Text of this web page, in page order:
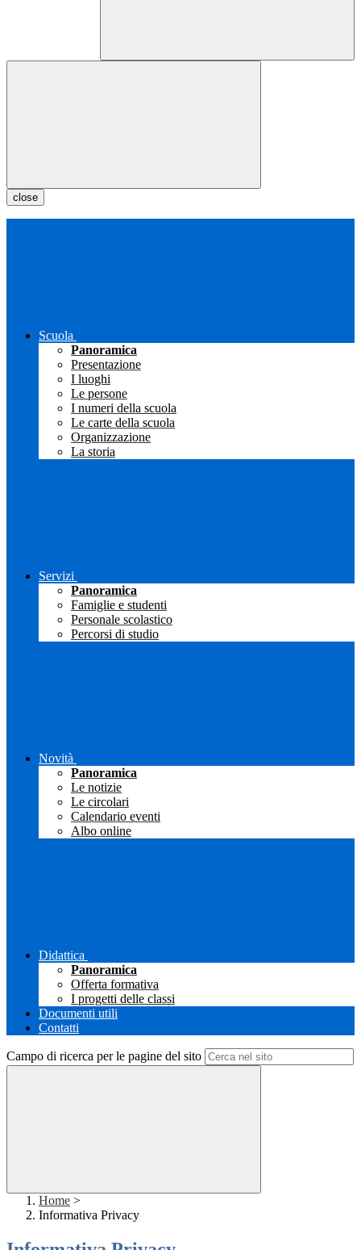
close
Scuola
Panoramica
Presentazione
I luoghi
Le persone
I numeri della scuola
Le carte della scuola
Organizzazione
La storia
Servizi
Panoramica
Famiglie e studenti
Personale scolastico
Percorsi di studio
Novità
Panoramica
Le notizie
Le circolari
Calendario eventi
Albo online
Didattica
Panoramica
Offerta formativa
I progetti delle classi
Documenti utili
Contatti
Campo di ricerca per le pagine del sito
Home >
Informativa Privacy